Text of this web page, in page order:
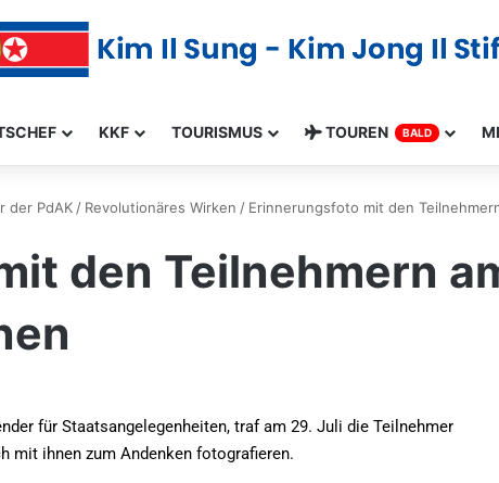
KKF TOURISMUS TOUREN BALD
der PdAK / Revolutionäres Wirken / Erinnerungsfoto mit den
den Teilnehmern
für Staatsangelegenheiten, traf am 29. Juli die Teilnehmer
mit ihnen zum Andenken fotografieren.